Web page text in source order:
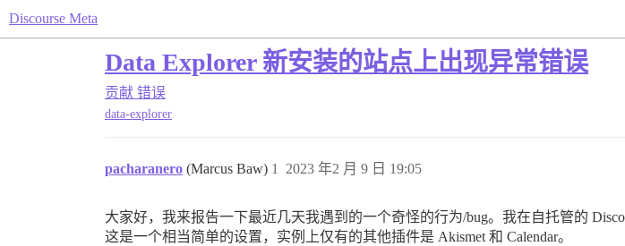
Discourse Meta
Data Explorer 新安装的站点上出现异常错误
贡献 错误
data-explorer
pacharanero (Marcus Baw) 2023 年2 月 9 日 19:05
1
大家好，我来报告一下最近几天我遇到的一个奇怪的行为/bug。我在自托管的
这是一个相当简单的设置，实例上仅有的其他插件是 Akismet 和 Calendar。